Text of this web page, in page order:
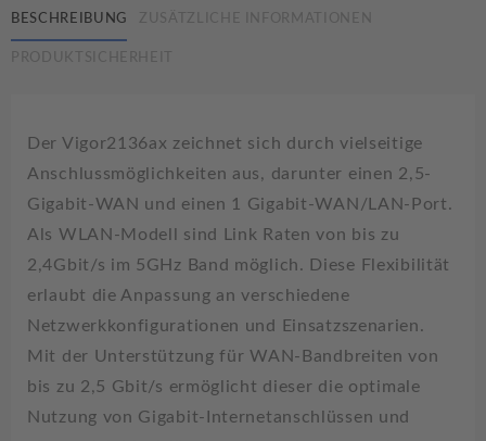
BESCHREIBUNG ZUSÄTZLICHE INFORMATIONEN
PRODUKTSICHERHEIT
Der Vigor2136ax zeichnet sich durch vielseitige
Anschlussmöglichkeiten aus, darunter einen 2,5-
Gigabit-WAN und einen 1 Gigabit-WAN/LAN-Port.
Als WLAN-Modell sind Link Raten von bis zu
2,4Gbit/s im 5GHz Band möglich. Diese Flexibilität
erlaubt die Anpassung an verschiedene
Netzwerkkonfigurationen und Einsatzszenarien.
Mit der Unterstützung für WAN-Bandbreiten von
bis zu 2,5 Gbit/s ermöglicht dieser die optimale
Nutzung von Gigabit-Internetanschlüssen und